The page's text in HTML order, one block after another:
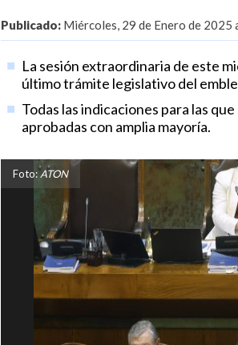
Publicado: Miércoles, 29 de Enero de 2025
La sesión extraordinaria de este
último trámite legislativo del
Todas las indicaciones para las
aprobadas con amplia mayoría.
Foto:ATON